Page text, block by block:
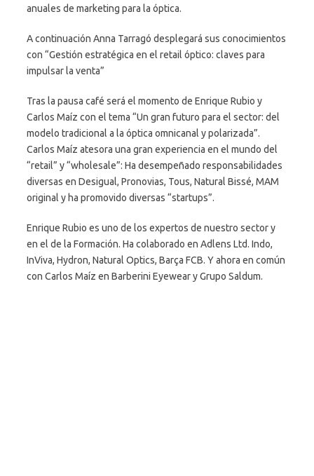
anuales de marketing para la óptica.
A continuación Anna Tarragó desplegará sus conocimientos
con “Gestión estratégica en el retail óptico: claves para
impulsar la venta”
Tras la pausa café será el momento de Enrique Rubio y
Carlos Maíz con el tema “Un gran futuro para el sector: del
modelo tradicional a la óptica omnicanal y polarizada”.
Carlos Maíz atesora una gran experiencia en el mundo del
“retail” y “wholesale”: Ha desempeñado responsabilidades
diversas en Desigual, Pronovias, Tous, Natural Bissé, MAM
original y ha promovido diversas “startups”.
Enrique Rubio es uno de los expertos de nuestro sector y
en el de la Formación. Ha colaborado en Adlens Ltd. Indo,
InViva, Hydron, Natural Optics, Barça FCB. Y ahora en común
con Carlos Maíz en Barberini Eyewear y Grupo Saldum.